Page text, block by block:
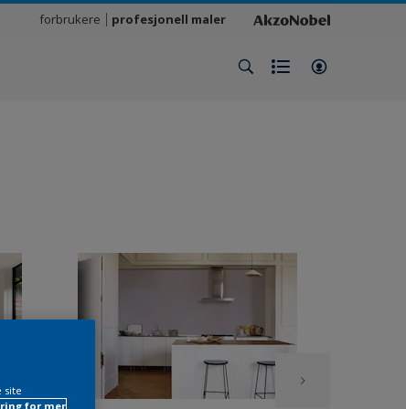
forbrukere profesjonell maler
site
for mer